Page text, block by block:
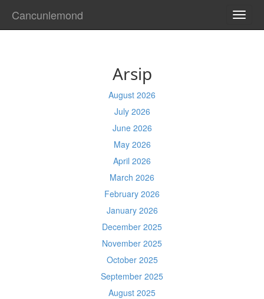
Cancunlemond
Arsip
August 2026
July 2026
June 2026
May 2026
April 2026
March 2026
February 2026
January 2026
December 2025
November 2025
October 2025
September 2025
August 2025